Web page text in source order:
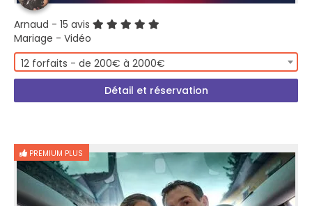
Arnaud - 15 avis
Mariage - Vidéo
12 forfaits - de 200€ à 2000€
Détail et réservation
PREMIUM PLUS